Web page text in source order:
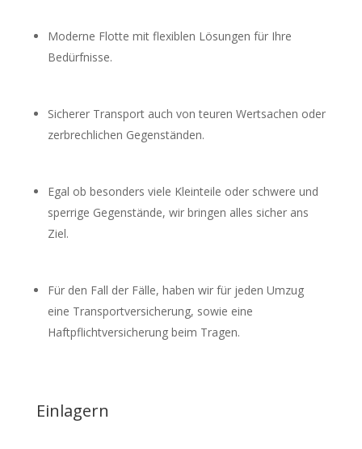
Moderne Flotte mit flexiblen Lösungen für Ihre
Bedürfnisse.
Sicherer Transport auch von teuren Wertsachen oder
zerbrechlichen Gegenständen.
Egal ob besonders viele Kleinteile oder schwere und
sperrige Gegenstände, wir bringen alles sicher ans
Ziel.
Für den Fall der Fälle, haben wir für jeden Umzug
eine Transportversicherung, sowie eine
Haftpflichtversicherung beim Tragen.
Einlagern